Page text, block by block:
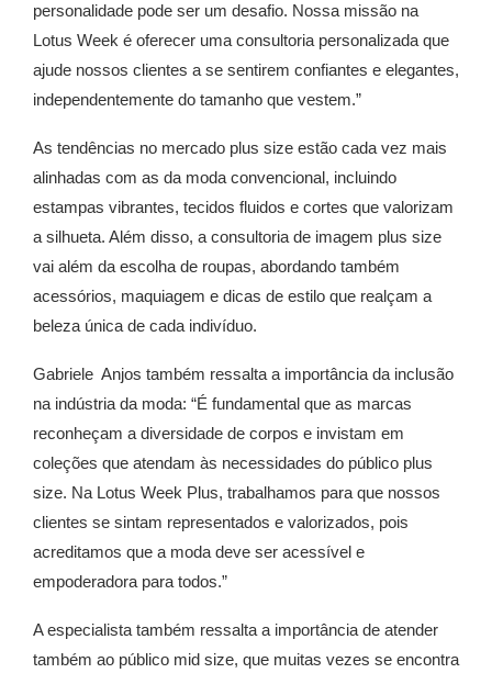
personalidade pode ser um desafio. Nossa missão na
Lotus Week é oferecer uma consultoria personalizada que
ajude nossos clientes a se sentirem confiantes e elegantes,
independentemente do tamanho que vestem.”
As tendências no mercado plus size estão cada vez mais
alinhadas com as da moda convencional, incluindo
estampas vibrantes, tecidos fluidos e cortes que valorizam
a silhueta. Além disso, a consultoria de imagem plus size
vai além da escolha de roupas, abordando também
acessórios, maquiagem e dicas de estilo que realçam a
beleza única de cada indivíduo.
Gabriele Anjos também ressalta a importância da inclusão
na indústria da moda: “É fundamental que as marcas
reconheçam a diversidade de corpos e invistam em
coleções que atendam às necessidades do público plus
size. Na Lotus Week Plus, trabalhamos para que nossos
clientes se sintam representados e valorizados, pois
acreditamos que a moda deve ser acessível e
empoderadora para todos.”
A especialista também ressalta a importância de atender
também ao público mid size, que muitas vezes se encontra